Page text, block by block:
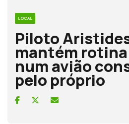
LOCAL
Piloto
mantém rotina
num avião
pelo próprio